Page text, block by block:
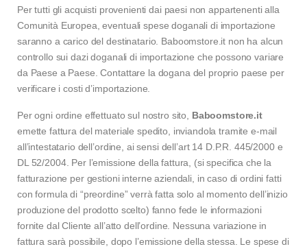
Per tutti gli acquisti provenienti dai paesi non appartenenti alla
Comunità Europea, eventuali spese doganali di importazione
saranno a carico del destinatario. Baboomstore.it non ha alcun
controllo sui dazi doganali di importazione che possono variare
da Paese a Paese. Contattare la dogana del proprio paese per
verificare i costi d’importazione.
Per ogni ordine effettuato sul nostro sito, Baboomstore.it
emette fattura del materiale spedito, inviandola tramite e-mail
all’intestatario dell’ordine, ai sensi dell’art 14 D.P.R. 445/2000 e
DL 52/2004. Per l’emissione della fattura, (si specifica che la
fatturazione per gestioni interne aziendali, in caso di ordini fatti
con formula di “preordine” verrà fatta solo al momento dell’inizio
produzione del prodotto scelto) fanno fede le informazioni
fornite dal Cliente all’atto dell’ordine. Nessuna variazione in
fattura sarà possibile, dopo l’emissione della stessa. Le spese di